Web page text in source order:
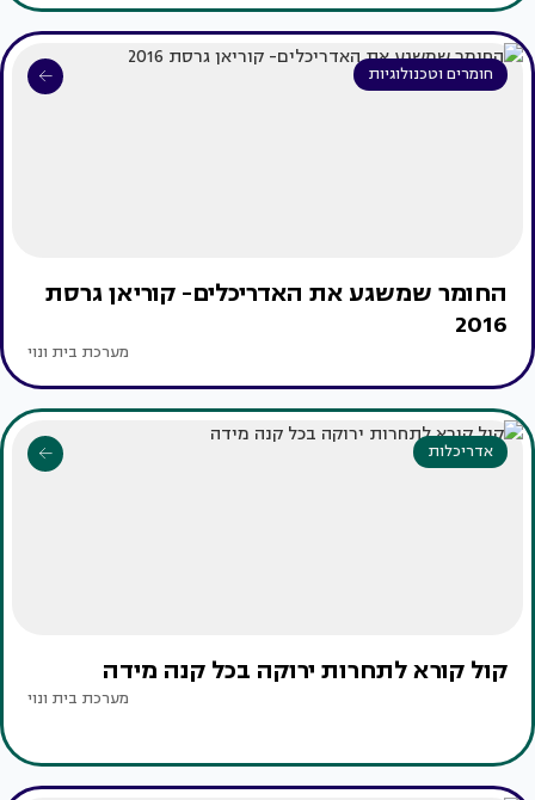
חומרים וטכנולוגיות
החומר שמשגע את האדריכלים- קוריאן גרסת
2016
מערכת בית ונוי
אדריכלות
קול קורא לתחרות ירוקה בכל קנה מידה
מערכת בית ונוי